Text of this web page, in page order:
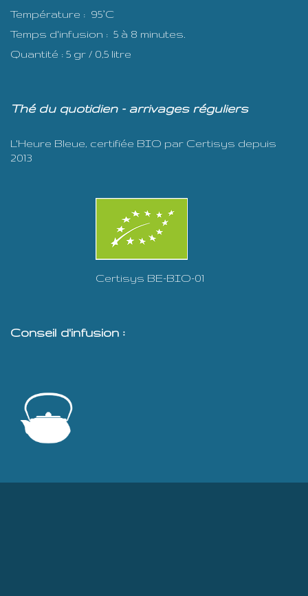
Température : 95°C
Temps d'infusion : 5 à 8 minutes.
Quantité : 5 gr / 0,5 litre
Thé du quotidien - arrivages réguliers
L'Heure Bleue, certifiée BIO par Certisys depuis
2013
Certisys BE-BIO-01
Conseil d'infusion :